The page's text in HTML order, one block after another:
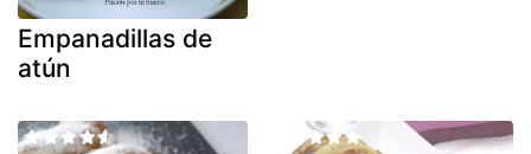
Empanadillas de
atún